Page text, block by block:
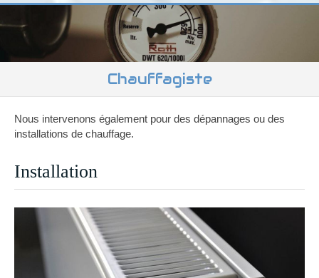
Chauffagiste
Nous intervenons également pour des dépannages ou des
installations de chauffage.
Installation